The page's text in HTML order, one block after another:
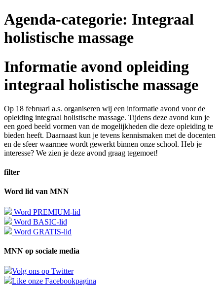
Agenda-categorie: Integraal
holistische massage
Informatie avond opleiding
integraal holistische massage
Op 18 februari a.s. organiseren wij een informatie avond voor de
opleiding integraal holistische massage. Tijdens deze avond kun je
een goed beeld vormen van de mogelijkheden die deze opleiding te
bieden heeft. Daarnaast kun je tevens kennismaken met de docenten
en de sfeer waarmee wordt gewerkt binnen onze school. Heb je
interesse? We zien je deze avond graag tegemoet!
filter
Word lid van MNN
Word PREMIUM-lid
Word BASIC-lid
Word GRATIS-lid
MNN op sociale media
Volg ons op Twitter
Like onze Facebookpagina